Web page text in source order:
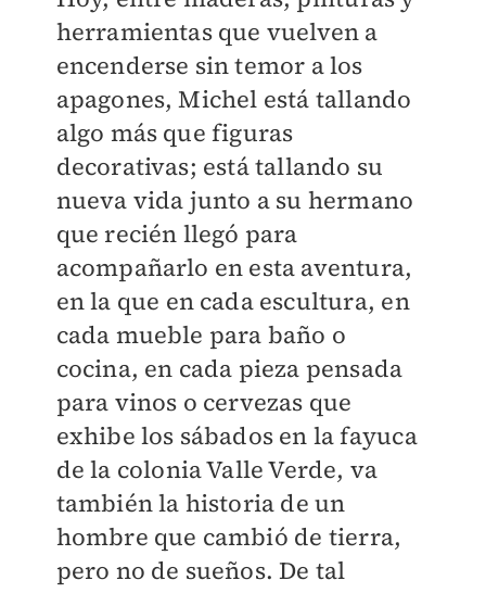
herramientas que vuelven a
encenderse sin temor a los
apagones, Michel está tallando
algo más que figuras
decorativas; está tallando su
nueva vida junto a su hermano
que recién llegó para
acompañarlo en esta aventura,
en la que en cada escultura, en
cada mueble para baño o
cocina, en cada pieza pensada
para vinos o cervezas que
exhibe los sábados en la fayuca
de la colonia Valle Verde, va
también la historia de un
hombre que cambió de tierra,
pero no de sueños. De tal